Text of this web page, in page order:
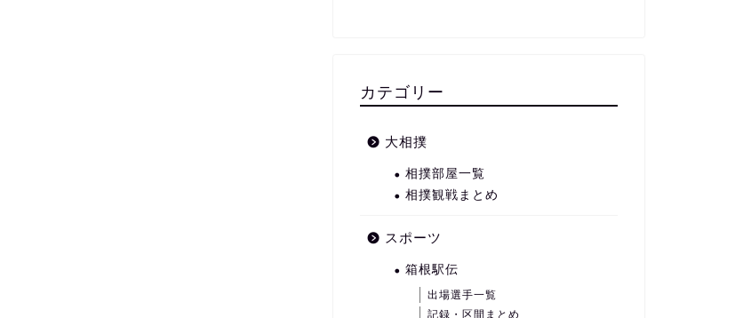
カテゴリー
大相撲
相撲部屋一覧
相撲観戦まとめ
スポーツ
箱根駅伝
出場選手一覧
記録・区間まとめ